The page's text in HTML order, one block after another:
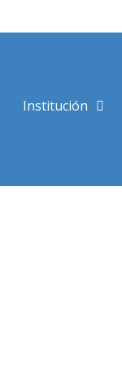
al
Institución